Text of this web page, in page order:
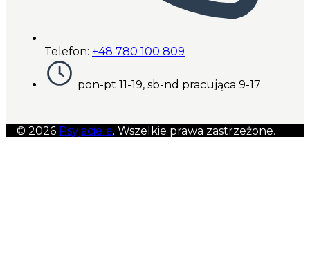
Telefon: +48 780 100 809
pon-pt 11-19, sb-nd pracująca 9-17
© 2026 Psyjaciele. Wszelkie prawa zastrzeżone.